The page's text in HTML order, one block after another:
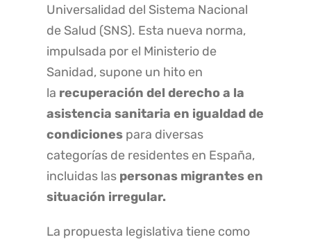
Universalidad del Sistema Nacional
de Salud (SNS). Esta nueva norma,
impulsada por el Ministerio de
Sanidad, supone un hito en
la recuperación del derecho a la
asistencia sanitaria en igualdad de
condiciones para diversas
categorías de residentes en España,
incluidas las personas migrantes en
situación irregular.
La propuesta legislativa tiene como